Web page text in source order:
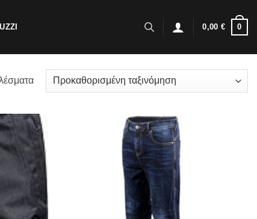
0,00 € 0